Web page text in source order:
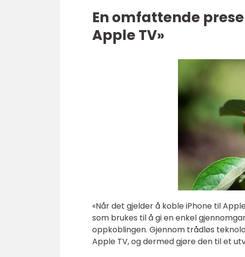
En omfattende
Apple TV»
«Når det gjelder å koble iPhone til
som brukes til å gi en enkel
oppkoblingen. Gjennom trådløs
Apple TV, og dermed gjøre den til et